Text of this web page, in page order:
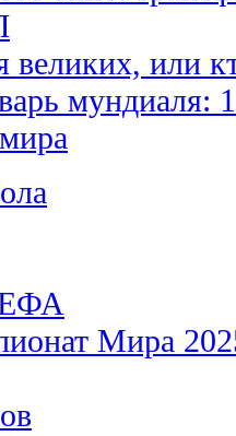
великих, или
мундиаля:
Мира